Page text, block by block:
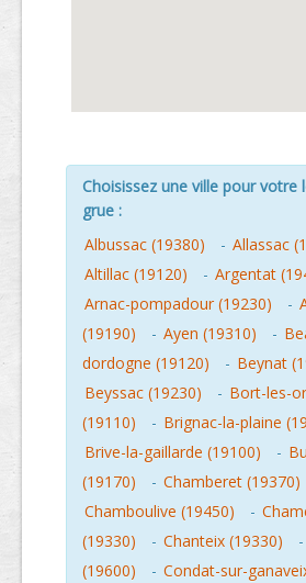
Choisissez une ville pour votre
grue :
Albussac (19380)
- Allassac
Altillac (19120)
- Argentat
Arnac-pompadour (19230)
-
(19190)
- Ayen (19310) -
dordogne (19120)
- Beynat
Beyssac (19230)
- Bort-les-
(19110)
- Brignac-la-plaine
Brive-la-gaillarde (19100)
-
(19170)
- Chamberet (19370)
Chamboulive (19450)
-
(19330)
- Chanteix (19330) -
(19600)
- Condat-sur-